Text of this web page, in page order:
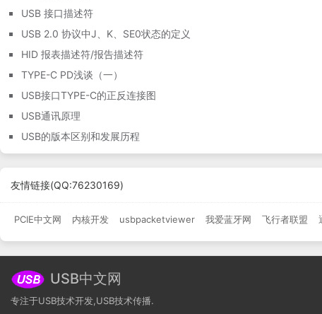
USB 接口描述符
USB 2.0 协议中J、K、SE0状态的定义
HID 报表描述符/报告描述符
TYPE-C PD浅谈（一）
USB接口TYPE-C的正反连接图
USB通讯原理
USB的版本区别和发展历程
友情链接(QQ:76230169)
PCIE中文网 内核开发 usbpacketviewer 我爱蓝牙网 飞行者联盟
USB中文网
专注于USB技术开发,USB技术传播.